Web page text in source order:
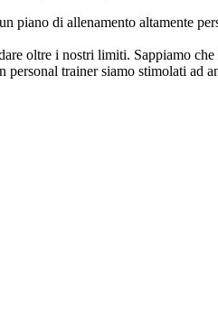
piano di allenamento altamente
oltre i nostri limiti. Sappiamo che
personal trainer siamo stimolati ad